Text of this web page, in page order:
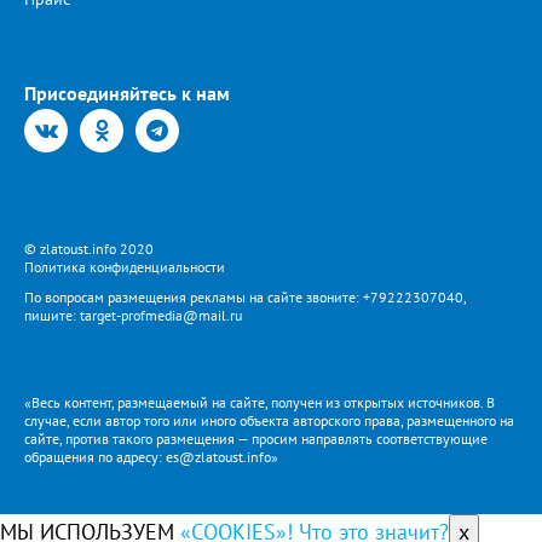
Присоединяйтесь к нам
© zlatoust.info 2020
Политика конфиденциальности
По вопросам размещения рекламы на сайте звоните: +79222307040,
пишите: target-profmedia@mail.ru
«Весь контент, размещаемый на сайте, получен из открытых источников. В
случае, если автор того или иного объекта авторского права, размещенного на
сайте, против такого размещения — просим направлять соответствующие
обращения по адресу: es@zlatoust.info»
МЫ ИСПОЛЬЗУЕМ «COOKIES»! Что это значит? x